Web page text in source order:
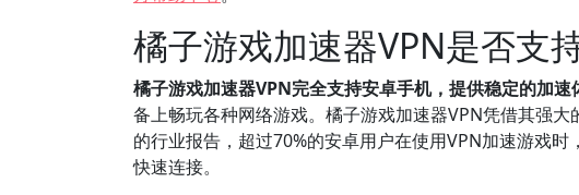
橘子游戏加速器VPN是否支
橘子游戏加速器VPN完全支持安卓手机，提供稳定的加速
备上畅玩各种网络游戏。橘子游戏加速器VPN凭借其强
的行业报告，超过70%的安卓用户在使用VPN加速游戏
快速连接。